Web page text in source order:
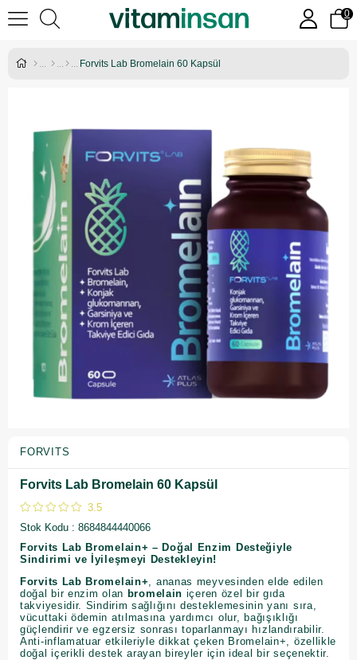
0
Forvits Lab Bromelain 60 Kapsül
FORVITS
Forvits Lab Bromelain 60 Kapsül
3.5
Stok Kodu
8684844440066
Forvits Lab Bromelain+ – Doğal Enzim Desteğiyle
Sindirimi ve İyileşmeyi Destekleyin!
Forvits Lab Bromelain+, ananas meyvesinden elde edilen
doğal bir enzim olan bromelain içeren özel bir gıda
takviyesidir. Sindirim sağlığını desteklemesinin yanı sıra,
vücuttaki ödemin atılmasına yardımcı olur, bağışıklığı
güçlendirir ve egzersiz sonrası toparlanmayı hızlandırabilir.
Anti-inflamatuar etkileriyle dikkat çeken Bromelain+, özellikle
doğal içerikli destek arayan bireyler için ideal bir seçenektir.